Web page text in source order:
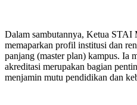
Dalam sambutannya, Ketua
memaparkan profil institusi dan
panjang (master plan) kampus. Ia
akreditasi merupakan bagian
menjamin mutu pendidikan dan